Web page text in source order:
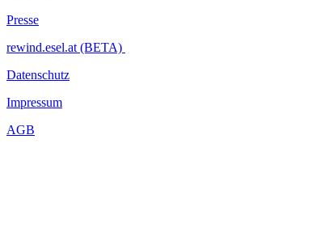
Presse
rewind.esel.at (BETA)
Datenschutz
Impressum
AGB